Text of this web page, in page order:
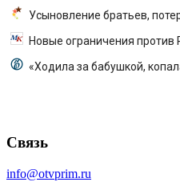
Усыновление братьев,
Новые ограничения
«Ходила за бабушкой,
Связь
info@otvprim.ru